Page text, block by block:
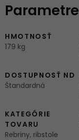
Parametre
HMOTNOSŤ
179 kg
DOSTUPNOSŤ ND
Štandardná
KATEGÓRIE
TOVARU
Rebriny, ribstole